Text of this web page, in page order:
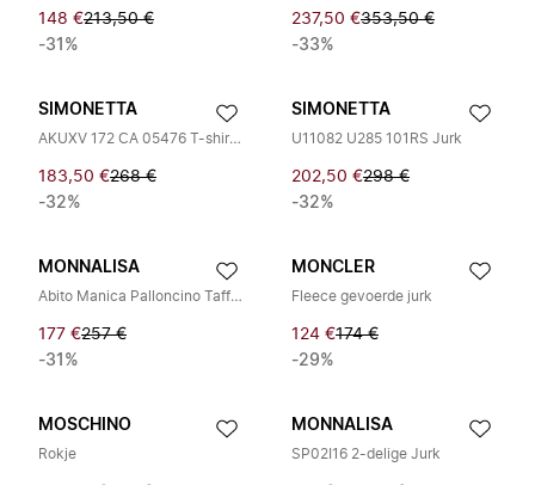
148 €213,50 €
-31%
237,50 €353,50 €
-33%
SIMONETTA
AKUXV 172 CA 05476 T-shirt & Rok Set
183,50 €268 €
-32%
SIMONETTA
U11082 U285 101RS Jurk
202,50 €298 €
-32%
MONNALISA
Abito Manica Palloncino Taffetta Rose
177 €257 €
-31%
MONCLER
Fleece gevoerde jurk
124 €174 €
-29%
MOSCHINO
Rokje
MONNALISA
SP02I16 2-delige Jurk